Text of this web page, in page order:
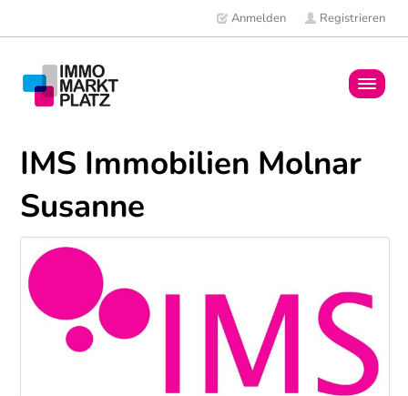
Anmelden Registrieren
Mitglieder
IMS Immobilien Molnar
Susanne